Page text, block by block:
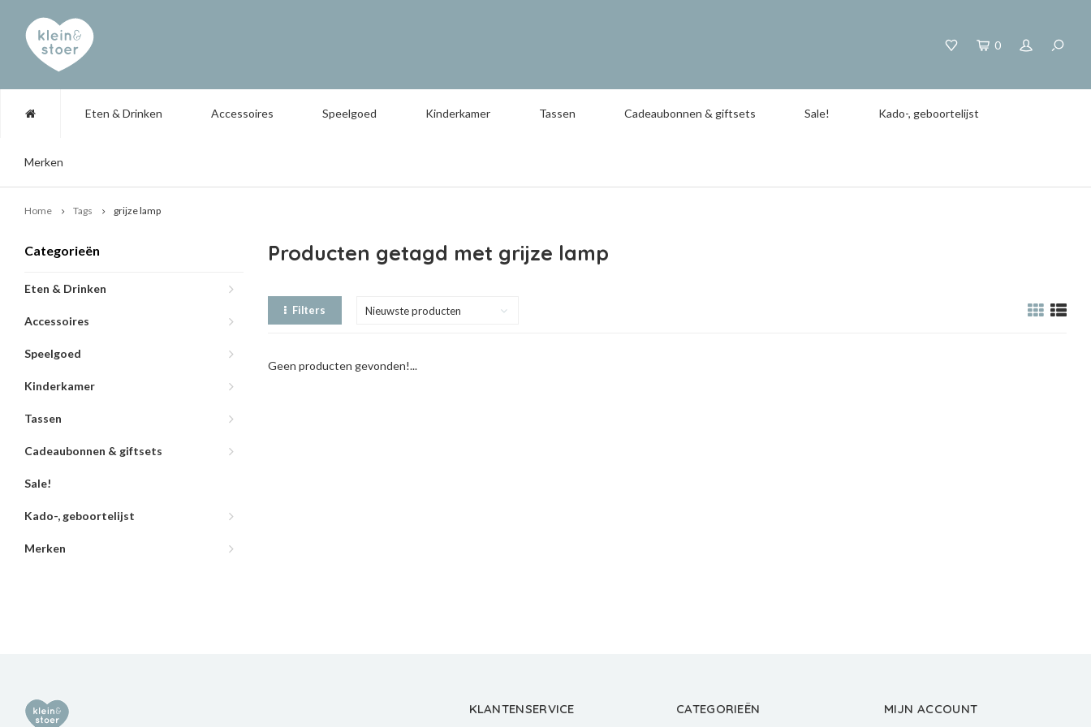
0
Eten & Drinken Accessoires Speelgoed Kinderkamer Tassen Cadeaubonnen & giftsets Sale! Kado-, geboortelijst
Merken
Home Tags grijze lamp
Categorieën
Eten & Drinken
Accessoires
Speelgoed
Kinderkamer
Tassen
Cadeaubonnen & giftsets
Sale!
Kado-, geboortelijst
Merken
Producten getagd met grijze lamp
Filters Nieuwste producten
Geen producten gevonden!...
KLANTENSERVICE CATEGORIEËN MIJN ACCOUNT